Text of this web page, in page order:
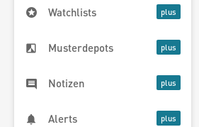
Watchlists
Musterdepots
Notizen
Alerts